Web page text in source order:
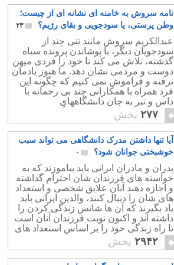
نامه سروش به خامنه ای نشانه ای از چیست؛
وطن پرستی، یا سودجویی و بقای رژیم؟
۲۳
عبدالکریم سروش مانند تنی چند از
سودجویان دیگر، با پوشاندن پرونده سیاه
گذشته، تلاش می کند تا خود را فردی میهن
دوست و مردمی نشان دهد. ما هنوز یادمان
نرفته و فراموش نمی کنیم که چگونه این
فرد همراه با همکارانی چند بی رحمانه با
داس و تبر به جان دانشگاههای
کشورافتادند، استادان و فرهنگ کشورمان
را درو کردند
۲۷۷ پخش
آیا تنها داشتن مدرک دانشگاهی می تواند سبب
خوشبختی جوانان شود؟
۰
پدران و مادران ایرانی باید بیاموزند که به
خواسته های فرزندان شان احترام گذاشته
و اجازه دهند آنان علایق شخصی و استعداد
های شان را دنبال کنند، والدین ایرانی باید
یاد بگیرند که آن ها شانس زندگی کردن را
داشته اند و اکنون نوبت فرزندان آنان است
تا راه زندگی خود را بر اساس استعداد های
شان انتخاب کنند.
۲۹۴۲ پخش